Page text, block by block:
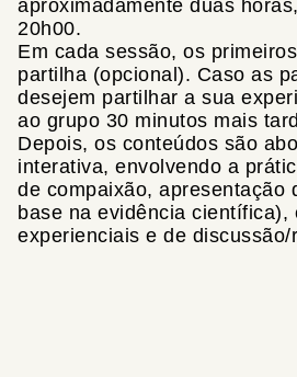
aproximadamente duas
20h00.
Em cada sessão, os
partilha (opcional). Caso as
desejem partilhar a sua
ao grupo 30 minutos mais
Depois, os conteúdos são
interativa, envolvendo a
de compaixão, apresentação
base na evidência científica),
experienciais e de discussão/